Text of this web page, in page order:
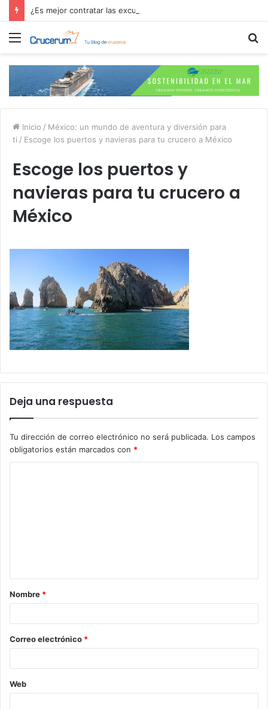
Menú
Inicio / México: un mundo de aventura y diversión para
ti / Escoge los puertos y navieras para tu crucero a México
Escoge los puertos y
navieras para tu crucero a
México
Deja una respuesta
Tu dirección de correo electrónico no será publicada. Los campos
obligatorios están marcados con *
a
r
*
Nombre *
Correo electrónico *
Web